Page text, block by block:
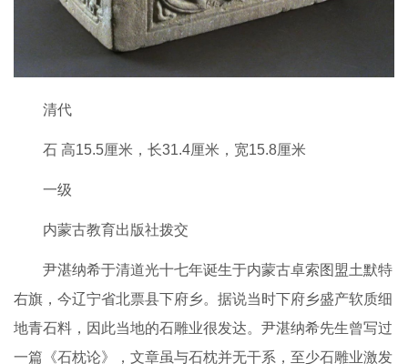
清代
石 高15.5厘米，长31.4厘米，宽15.8厘米
一级
内蒙古教育出版社拨交
尹湛纳希于清道光十七年诞生于内蒙古卓索图盟土默特
右旗，今辽宁省北票县下府乡。据说当时下府乡盛产软质细
地青石料，因此当地的石雕业很发达。尹湛纳希先生曾写过
一篇《石枕论》，文章虽与石枕并无干系，至少石雕业激发